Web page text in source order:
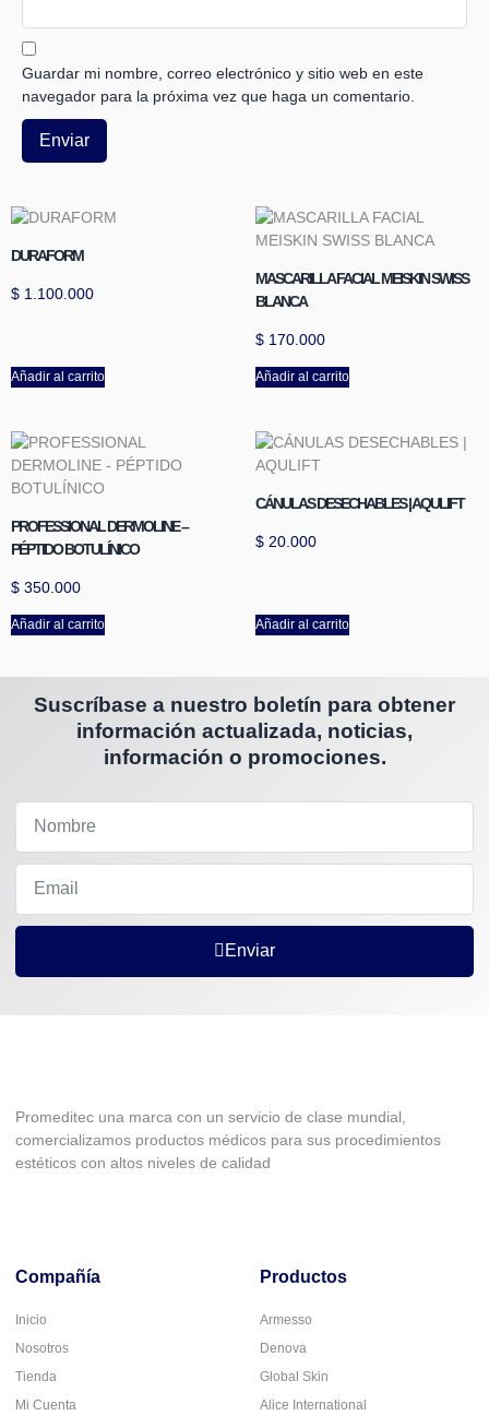
Guardar mi nombre, correo electrónico y sitio web en este
navegador para la próxima vez que haga un comentario.
DURAFORM
$ 1.100.000
Añadir al carrito
MASCARILLA FACIAL MEISKIN SWISS
BLANCA
$ 170.000
Añadir al carrito
PROFESSIONAL DERMOLINE –
PÉPTIDO BOTULÍNICO
$ 350.000
Añadir al carrito
CÁNULAS DESECHABLES | AQULIFT
$ 20.000
Añadir al carrito
Suscríbase a nuestro boletín para obtener
información actualizada, noticias,
información o promociones.
Enviar
Promeditec una marca con un servicio de clase mundial,
comercializamos productos médicos para sus procedimientos
estéticos con altos niveles de calidad
Compañía
Inicio
Nosotros
Tienda
Mi Cuenta
Productos
Armesso
Denova
Global Skin
Alice International